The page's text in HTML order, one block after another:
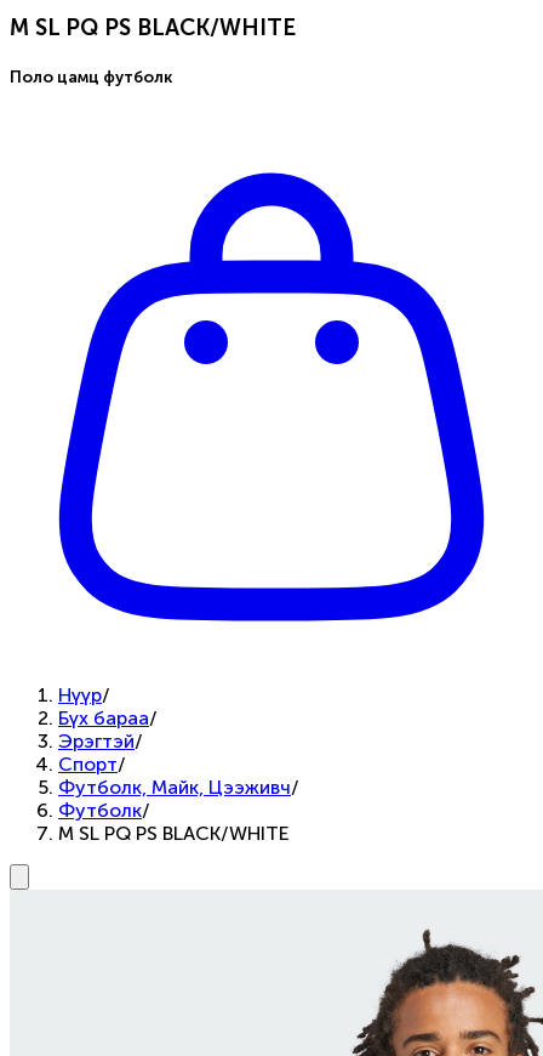
M SL PQ PS BLACK/WHITE
Поло цамц футболк
Нүүр/
Бүх бараа/
Эрэгтэй/
Спорт/
Футболк, Майк, Цээживч/
Футболк/
M SL PQ PS BLACK/WHITE